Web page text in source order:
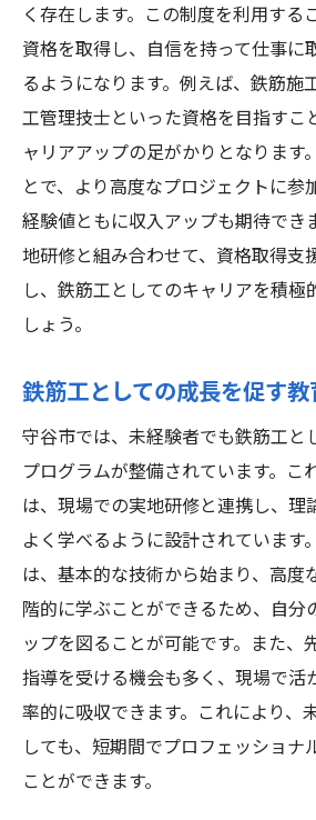
く存在します。この制度を利用する
資格を取得し、自信を持って仕事に
るようになります。例えば、鉄筋施
工管理技士といった資格を目指すこ
ャリアアップの足がかりとなります
とで、より高度なプロジェクトに参
経験値ともに収入アップも期待でき
地研修と組み合わせて、資格取得支
し、鉄筋工としてのキャリアを積極
しょう。
鉄筋工としての成長を促す
守谷市では、未経験者でも鉄筋工と
プログラムが整備されています。こ
は、現場での実地研修と連携し、理
よく学べるように設計されています
は、基本的な技術から始まり、高度
階的に学ぶことができるため、自分
ップを図ることが可能です。また、
指導を受ける機会も多く、現場で活
率的に吸収できます。これにより、
しても、短期間でプロフェッショナ
ことができます。